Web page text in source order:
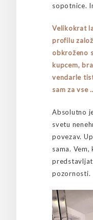
sopotnice.
Velikokrat
profilu
obkroženo
kupcem,
vendarle
sam za vse
Absolutno
svetu
povezav.
sama.
pozornosti.